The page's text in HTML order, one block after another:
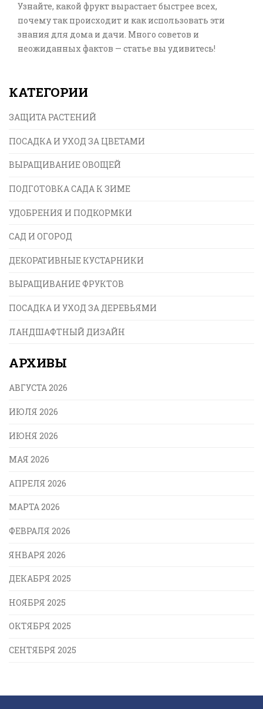
Узнайте, какой фрукт вырастает быстрее всех,
почему так происходит и как использовать эти
знания для дома и дачи. Много советов и
неожиданных фактов — статье вы удивитесь!
КАТЕГОРИИ
ЗАЩИТА РАСТЕНИЙ
ПОСАДКА И УХОД ЗА ЦВЕТАМИ
ВЫРАЩИВАНИЕ ОВОЩЕЙ
ПОДГОТОВКА САДА К ЗИМЕ
УДОБРЕНИЯ И ПОДКОРМКИ
САД И ОГОРОД
ДЕКОРАТИВНЫЕ КУСТАРНИКИ
ВЫРАЩИВАНИЕ ФРУКТОВ
ПОСАДКА И УХОД ЗА ДЕРЕВЬЯМИ
ЛАНДШАФТНЫЙ ДИЗАЙН
АРХИВЫ
АВГУСТА 2026
ИЮЛЯ 2026
ИЮНЯ 2026
МАЯ 2026
АПРЕЛЯ 2026
МАРТА 2026
ФЕВРАЛЯ 2026
ЯНВАРЯ 2026
ДЕКАБРЯ 2025
НОЯБРЯ 2025
ОКТЯБРЯ 2025
СЕНТЯБРЯ 2025